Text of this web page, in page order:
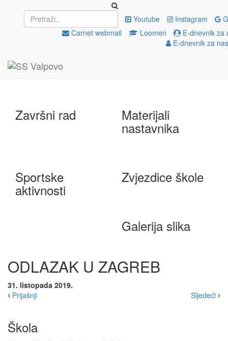
Youtube Instagram
Carnet webmail
Loomen
E-dnevnik za
E-dnevnik za
Upisi EU projekti
e-Škole
Završni rad Materijali
nastavnika
Sportske
aktivnosti
Zvjezdice škole
Galerija slika
ODLAZAK U ZAGREB
31. listopada 2019.
Prijašnji
Sljedeći
Škola